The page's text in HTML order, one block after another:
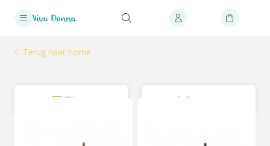
Terug naar home
Filter Sorteer